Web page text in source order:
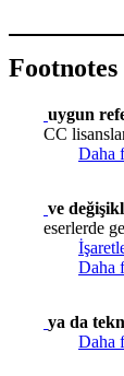
Footnotes
uygun
CC
Daha
ve
eserlerde
Daha
ya da
Daha